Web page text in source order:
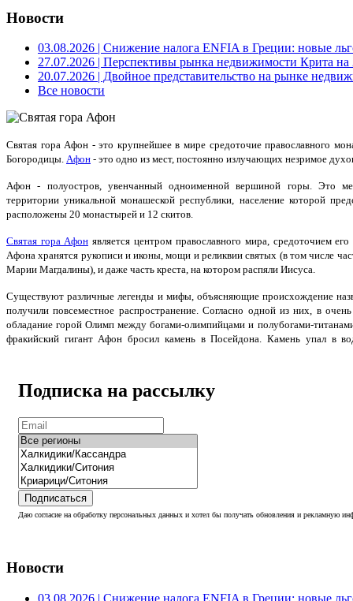
Новости
03.08.2026 | Снижение налога ENFIA в Греции: новые
27.07.2026 | Перспективы рынка недвижимости Крита на
20.07.2026 | Двойное представительство на рынке
Все новости
Святая гора Афон - это крупнейшее в мире средоточие православного
Богородицы. Афон - это одно из мест, постоянно излучающих незримое
Афон - полуостров, увенчанный одноименной вершиной горы. Это
территории уникальной монашеской республики, население которой
расположены 20 монастырей и 12 скитов.
Святая гора Афон является центром православного мира, средоточием
Афона хранятся рукописи и иконы, мощи и реликвии святых (в том числе
Марии Магдалины), и даже часть креста, на котором распяли Иисуса.
Существуют различные легенды и мифы, объясняющие происхождение
получили повсеместное распространение. Согласно одной из них, в
обладание горой Олимп между богами-олимпийцами и полубогами-
фракийский гигант Афон бросил камень в Посейдона. Камень упал в
Подписка на рассылку
Подписаться
Даю согласие на обработку персональных данных и хотел бы получать обновления и рекламную
Новости
03.08.2026 | Снижение налога ENFIA в Греции: новые